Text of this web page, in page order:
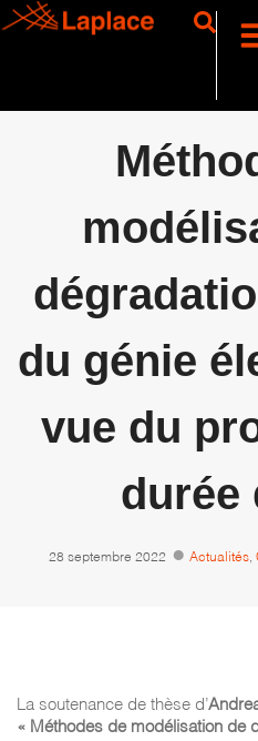
du génie
vue du
durée
28 septembre 2022 Actualités
La soutenance de thèse d’
« Méthodes de modélisation de